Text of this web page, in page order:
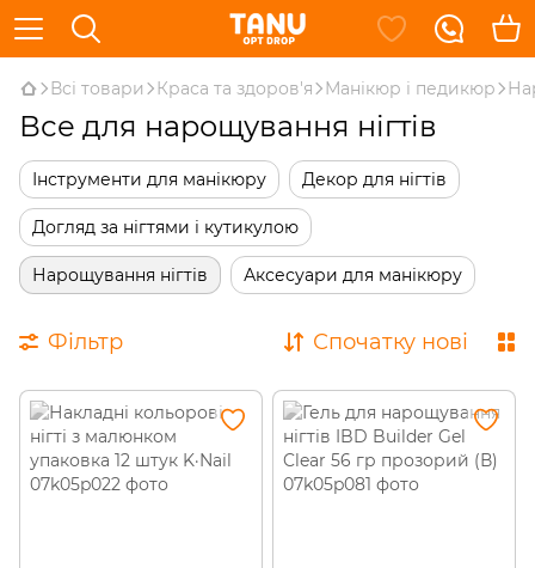
Всі товари Краса та здоров'я Манікюр і педикюр
Все для нарощування нігтів
Інструменти для манікюру Декор для нігтів
Догляд за нігтями і кутикулою
Нарощування нігтів Аксесуари для манікюру
Фільтр Спочатку нові